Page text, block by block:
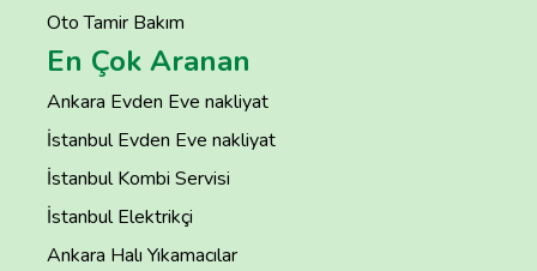
Oto Tamir Bakım
En Çok Aranan
Ankara Evden Eve nakliyat
İstanbul Evden Eve nakliyat
İstanbul Kombi Servisi
İstanbul Elektrikçi
Ankara Halı Yıkamacılar